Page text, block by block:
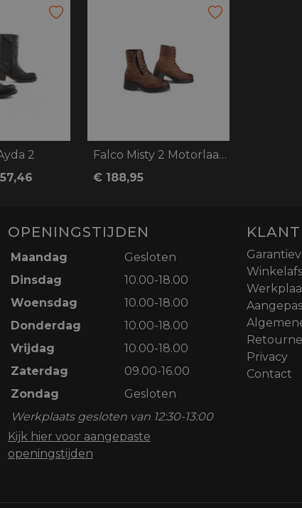
2
Falco Misty 2 Motorlaars bruin
€ 188,95
OPENINGSTIJDEN
Maandag
Gesloten
Dinsdag
10.00-18.00
Woensdag
10.00-18.00
Donderdag
10.00-18.00
Vrijdag
10.00-18.00
Zaterdag
09.00-16.00
Zondag
Gesloten
Werkplaats gesloten van 12:30-13:00
Kijk hier voor aangepaste
openingstijden
Privacy
Contact